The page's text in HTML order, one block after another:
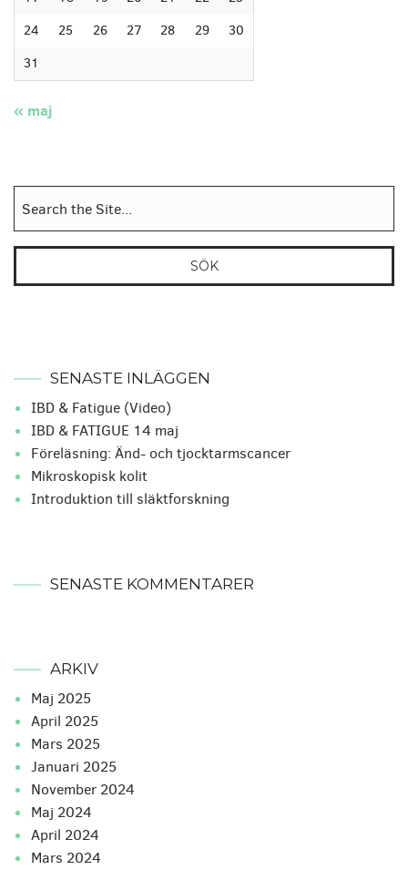
24
25 26 27 28 29
30
31
« maj
efter:
SENASTE INLÄGGEN
IBD & Fatigue (Video)
IBD & FATIGUE 14 maj
Föreläsning: Änd- och tjocktarmscancer
Mikroskopisk kolit
Introduktion till släktforskning
SENASTE KOMMENTARER
ARKIV
maj 2025
april 2025
mars 2025
januari 2025
november 2024
maj 2024
april 2024
mars 2024